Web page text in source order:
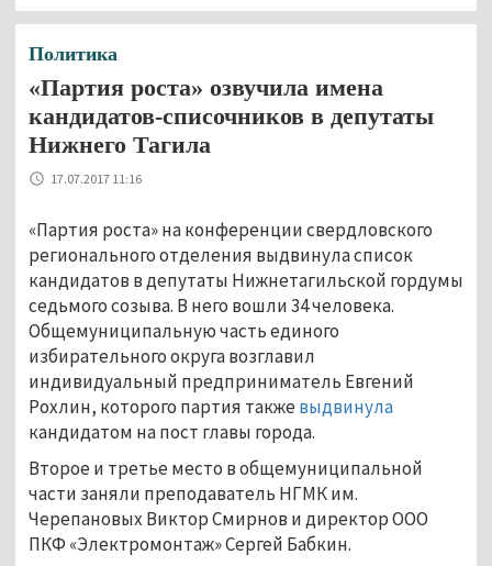
Политика
«Партия роста» озвучила имена
кандидатов-списочников в депутаты
Нижнего Тагила
17.07.2017 11:16
«Партия роста» на конференции свердловского
регионального отделения выдвинула список
кандидатов в депутаты Нижнетагильской гордумы
седьмого созыва. В него вошли 34 человека.
Общемуниципальную часть единого
избирательного округа возглавил
индивидуальный предприниматель Евгений
Рохлин, которого партия также выдвинула
кандидатом на пост главы города.
Второе и третье место в общемуниципальной
части заняли преподаватель НГМК им.
Черепановых Виктор Смирнов и директор ООО
ПКФ «Электромонтаж» Сергей Бабкин.